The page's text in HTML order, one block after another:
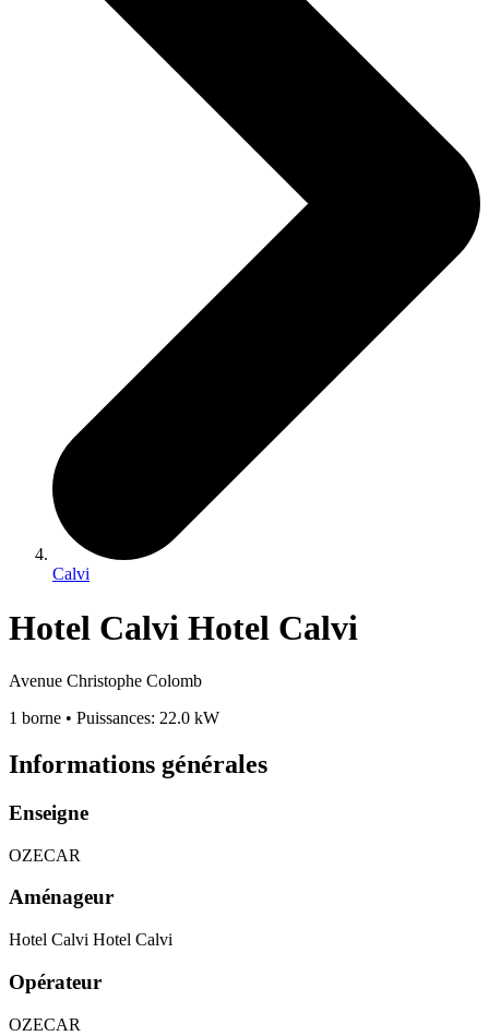
Calvi
Hotel Calvi Hotel Calvi
Avenue Christophe Colomb
1 borne • Puissances: 22.0 kW
Informations générales
Enseigne
OZECAR
Aménageur
Hotel Calvi Hotel Calvi
Opérateur
OZECAR